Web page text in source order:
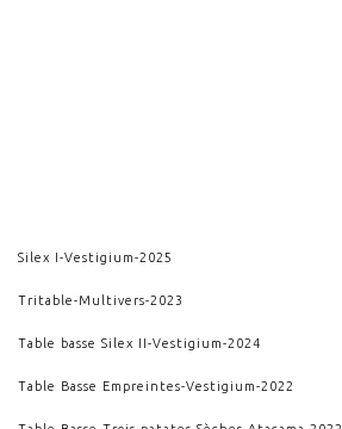
Silex I-Vestigium-2025
Tritable-Multivers-2023
Table basse Silex II-Vestigium-2024
Table Basse Empreintes-Vestigium-2022